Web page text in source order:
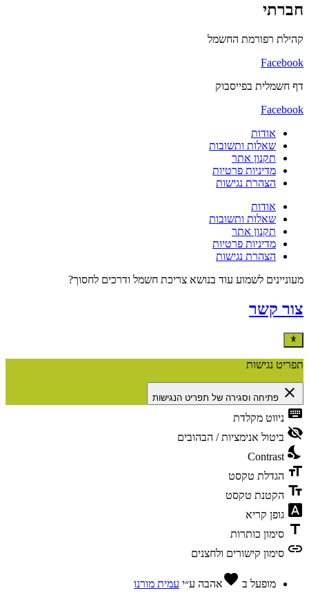
חברתי
קהילת רפורמת החשמל
Facebook
דף חשמלית בפייסבוק
Facebook
אודות
שאלות ותשובות
תקנון אתר
מדיניות פרטיות
הצהרת נגישות
אודות
שאלות ותשובות
תקנון אתר
מדיניות פרטיות
הצהרת נגישות
מעוניינים לשמוע עוד בנושא צריכת חשמל ודרכים לחסוך?
צור קשר
תפריט נגישות
close פתיחה וסגירה של תפריט הנגישות
keyboard ניווט מקלדת
visibility_off ביטול אנימציות / הבהובים
nights_stay
Contrast
format_size הגדלת טקסט
text_fields הקטנת טקסט
font_download גופן קריא
title סימון כותרות
link סימון קישורים ולחצנים
מופעל ב favoriteאהבה ע״י עמית מורנו